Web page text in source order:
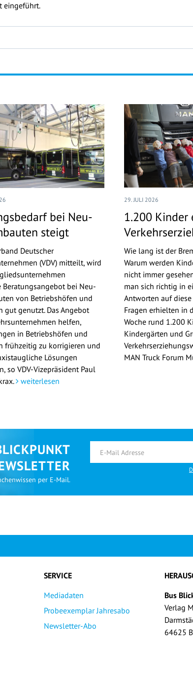
eingeführt.
bei Neu-
steigt
Deutscher
(VDV) mitteilt, wird
Beratungsangebot bei Neu-
von Betriebshöfen und
gut genutzt. Das Angebot
helfen,
in Betriebshöfen und
frühzeitig zu korrigieren und
Lösungen
so VDV-Vizepräsident Paul
weiterlesen
29. JULI 2026
1.200 Kinder
Wie lang ist der
Warum werden
nicht immer
man sich richtig in
Antworten auf
Fragen erhielten in
Woche rund 1.200
Kindergärten und
MAN Truck Forum
per E-Mail.
SERVICE
Mediadaten
Probeexemplar Jahresabo
Newsletter-Abo
Bus
Verlag
64625